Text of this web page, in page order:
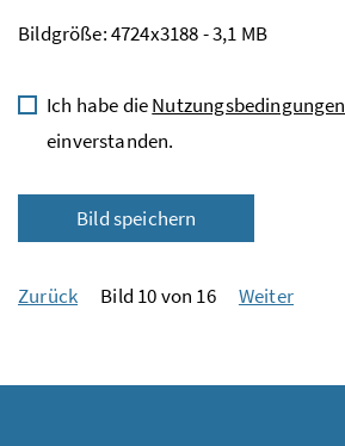
Bildgröße: 4724x3188 - 3,1 MB
Ich habe dieNutzungsbedingungen
einverstanden.
Bild speichern
Zurück Bild 10 von 16 Weiter